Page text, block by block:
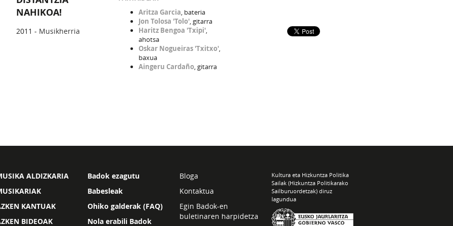
NAHIKOA!
2011 - Musikherria
Aritza Garcia, bateria
Jon Tolosa 'Tolo', gitarra
Haritz Bengoa 'Txipi',
ahotsa
Oskar Nogueiras 'Txitxo',
baxua
Aingeru Cardaño, gitarra
ALDIZKARIA
KANTUAK
BIDEOAK
Badok ezagutu
Babesleak
Ohiko galderak (FAQ)
Nola erabili Badok
Bloga
Kontaktua
Egin Badok-en
buletinaren harpidetza
Kultura eta Hizkuntza Politika
Sailak (Hizkuntza Politikarako
Sailburuordetzak) diruz
lagundua